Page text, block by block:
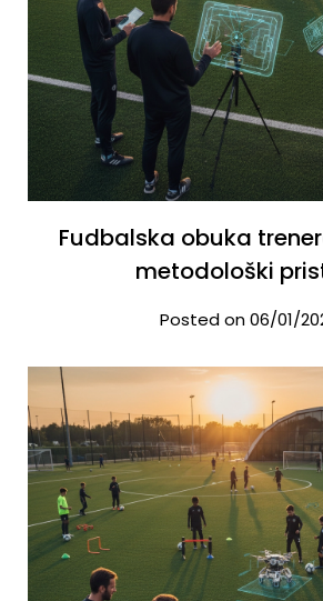
Fudbalska obuka
metodološki
Posted on 06/01/